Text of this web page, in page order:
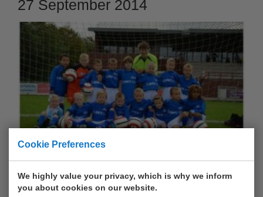
Cookie Preferences
We highly value your privacy, which is why we inform
you about cookies on our website.
27 September 2014
afgelopen zaterdag de eerste wedstrijd in hun nieuwe tenue
voorzien van het UWT-logo.